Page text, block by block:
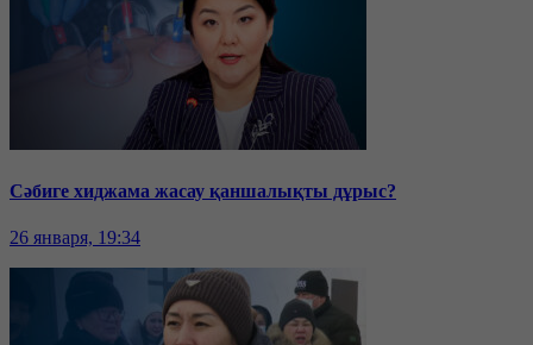
Сәбиге хиджама жасау қаншалықты дұрыс?
26 января, 19:34